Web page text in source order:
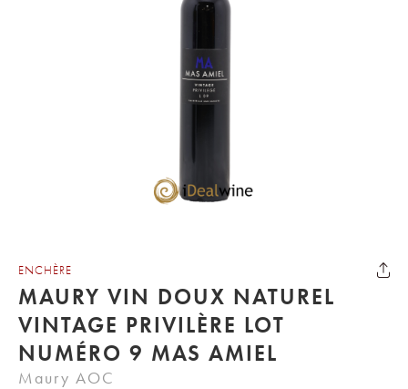
ENCHÈRE
MAURY VIN DOUX NATUREL
VINTAGE PRIVILÈRE LOT
NUMÉRO 9 MAS AMIEL
Maury AOC